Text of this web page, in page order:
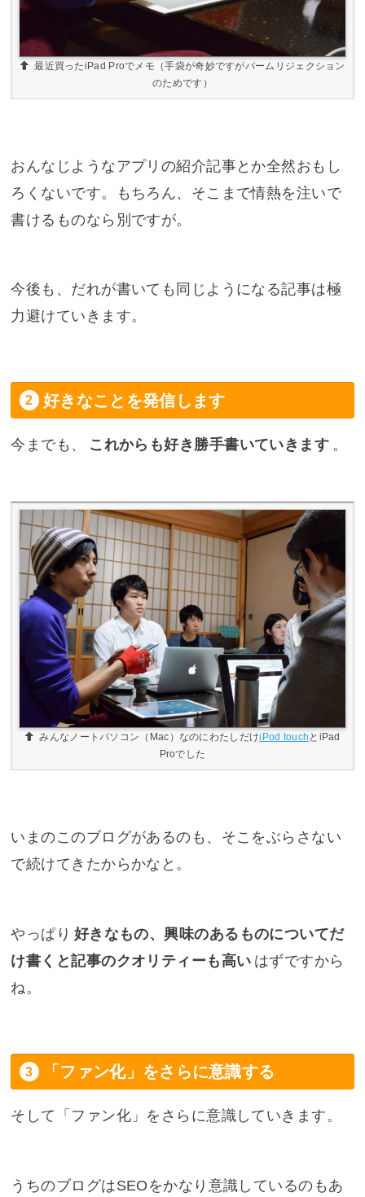
最近買ったiPad Proでメモ（手袋が奇妙ですがパームリジェクション
のためです）
おんなじようなアプリの紹介記事とか全然おもし
ろくないです。もちろん、そこまで情熱を注いで
書けるものなら別ですが。
今後も、だれが書いても同じようになる記事は極
力避けていきます。
好きなことを発信します
今までも、 これからも好き勝手書いていきます 。
みんなノートパソコン（Mac）なのにわたしだけiPod touch とiPad
Proでした
いまのこのブログがあるのも、そこをぶらさない
で続けてきたからかなと。
やっぱり 好きなもの、興味のあるものについてだ
け書くと記事のクオリティーも高い はずですから
ね。
「ファン化」をさらに意識する
そして「ファン化」をさらに意識していきます。
うちのブログはSEOをかなり意識しているのもあ